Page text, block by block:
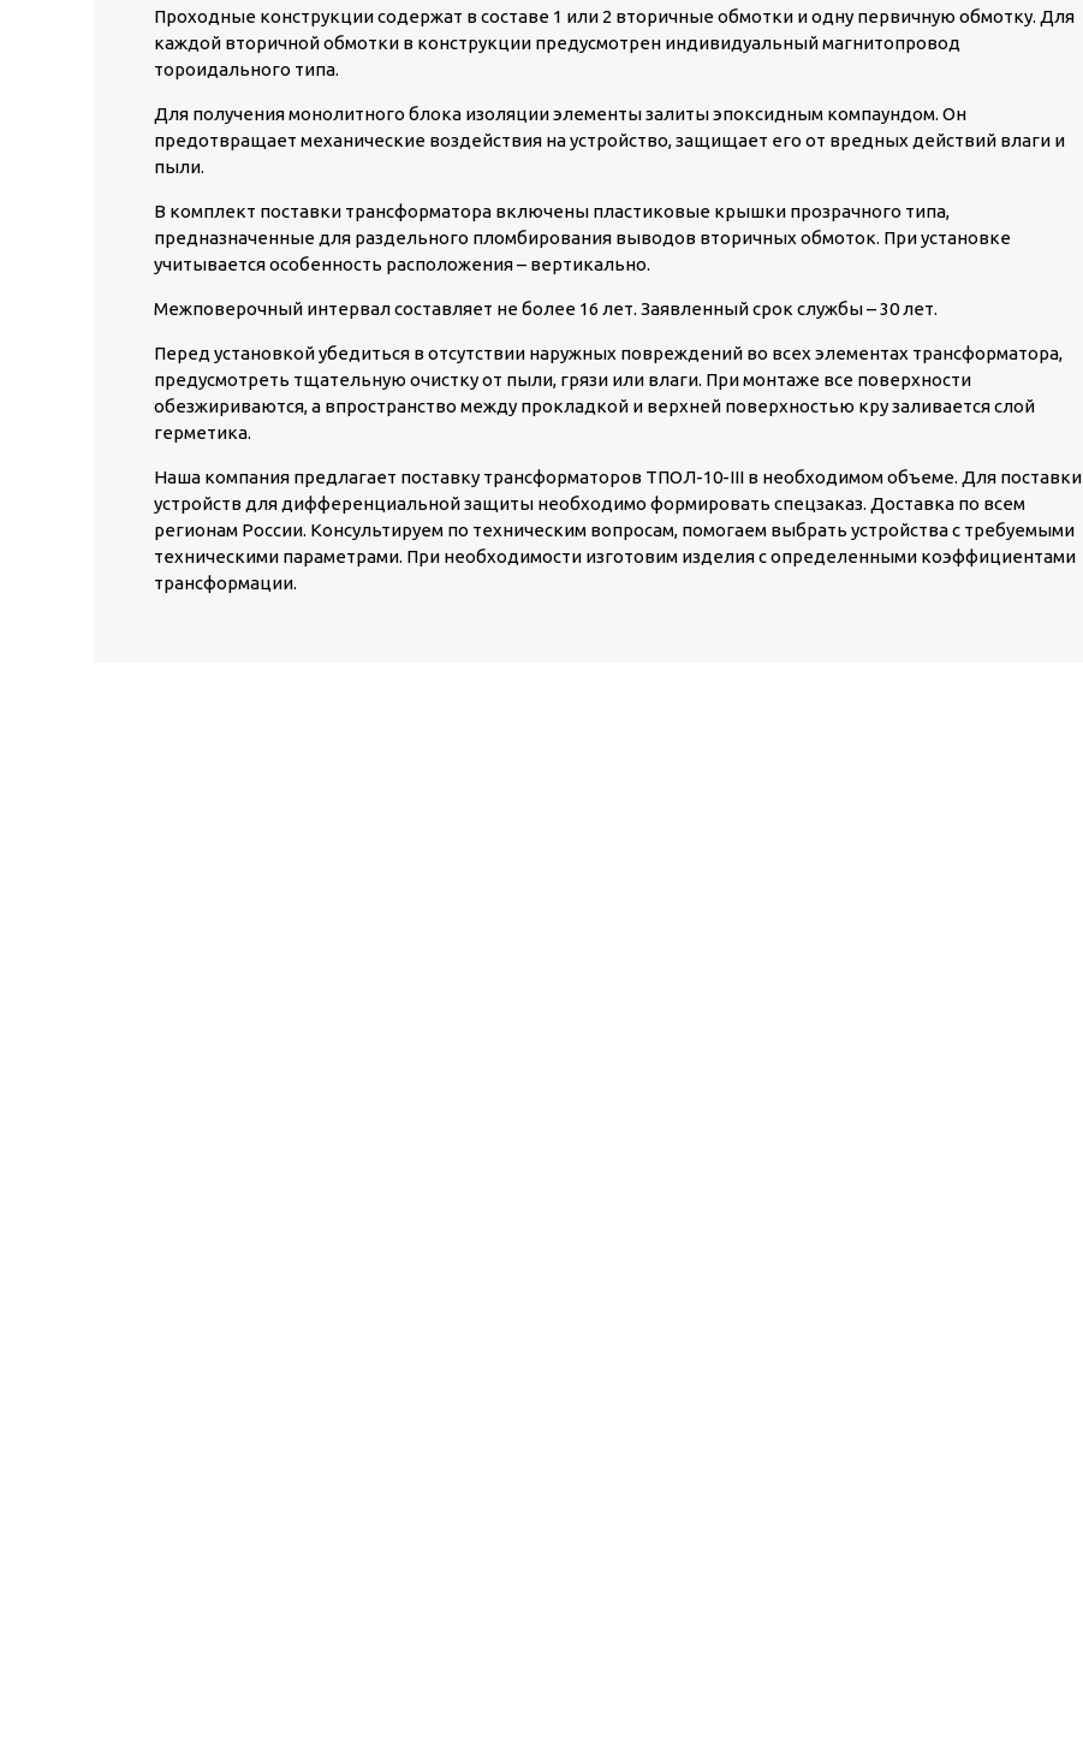
Проходные конструкции содержат в составе 1 или 2 вторичные обмотки и одну первичную обмотку. Для
каждой вторичной обмотки в конструкции предусмотрен индивидуальный магнитопровод
тороидального типа.
Для получения монолитного блока изоляции элементы залиты эпоксидным компаундом. Он
предотвращает механические воздействия на устройство, защищает его от вредных действий влаги и
пыли.
В комплект поставки трансформатора включены пластиковые крышки прозрачного типа,
предназначенные для раздельного пломбирования выводов вторичных обмоток. При установке
учитывается особенность расположения – вертикально.
Межповерочный интервал составляет не более 16 лет. Заявленный срок службы – 30 лет.
Перед установкой убедиться в отсутствии наружных повреждений во всех элементах трансформатора,
предусмотреть тщательную очистку от пыли, грязи или влаги. При монтаже все поверхности
обезжириваются, а впространство между прокладкой и верхней поверхностью кру заливается слой
герметика.
Наша компания предлагает поставку трансформаторов ТПОЛ-10-III в необходимом объеме. Для поставки
устройств для дифференциальной защиты необходимо формировать спецзаказ. Доставка по всем
регионам России. Консультируем по техническим вопросам, помогаем выбрать устройства с требуемыми
техническими параметрами. При необходимости изготовим изделия с определенными коэффициентами
трансформации.